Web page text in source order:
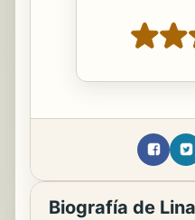
Biografía de